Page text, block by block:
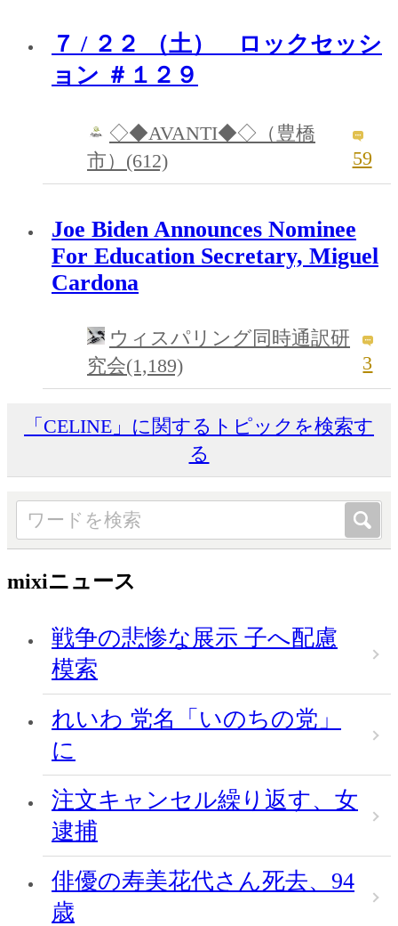
７ / ２２ （土） ロックセッシ
ョン ＃１２９
◇◆AVANTI◆◇（豊橋
市）(612)
59
Joe Biden Announces Nominee
For Education Secretary, Miguel
Cardona
ウィスパリング同時通訳研
究会(1,189)
3
「CELINE」に関するトピックを検索す
る
mixiニュース
戦争の悲惨な展示 子へ配慮
模索
れいわ 党名「いのちの党」
に
注文キャンセル繰り返す、女
逮捕
俳優の寿美花代さん死去、94
歳